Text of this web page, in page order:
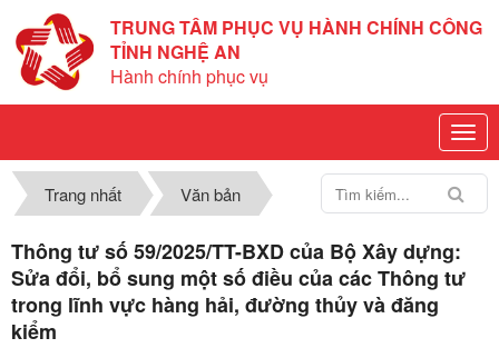
TRUNG TÂM PHỤC VỤ HÀNH CHÍNH CÔNG
TỈNH NGHỆ AN
Hành chính phục vụ
Trang nhất Văn bản
Thông tư số 59/2025/TT-BXD của Bộ Xây dựng:
Sửa đổi, bổ sung một số điều của các Thông tư
trong lĩnh vực hàng hải, đường thủy và đăng
kiểm